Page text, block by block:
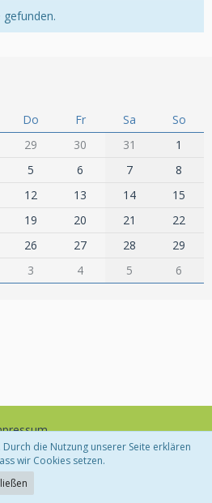
gefunden.
Do Fr Sa
So
29 30 31
1
5 6 7
8
12 13 14
15
19 20 21
22
26 27 28
29
3 4 5 6
die Nutzung unserer Seite erklären
wir Cookies setzen.